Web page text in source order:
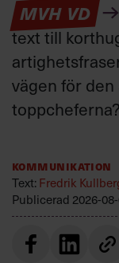
MVH VD
text till
vägen för
toppcheferna?
Kommunikation
Text:Fredrik
Publicerad 2026-